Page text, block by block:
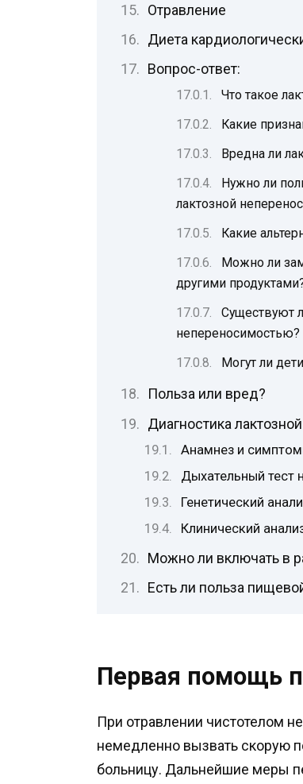
Отравление
Диета
Вопрос-ответ:
Что такое
Какие
Вредна ли
Нужно ли
лактозной
Какие
Можно ли
другими
Существуют
непереносимостью?
Могут ли
Польза или вред?
Диагностика
Анамнез и
Дыхательный тест
Генетический
Клинический
Можно ли включать в
Есть ли польза
Первая помощь
При отравлении чистотелом
немедленно вызвать скорую
больницу. Дальнейшие меры